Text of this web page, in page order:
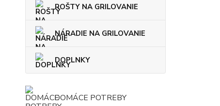
ROŠTY NA GRILOVANIE
NÁRADIE NA GRILOVANIE
DOPLNKY
DOMÁCE POTREBY